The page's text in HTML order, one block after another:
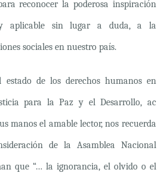
reconocer la poderosa inspiración
aplicable sin lugar a duda, a la
sociales en nuestro país.
estado de los derechos humanos en
para la Paz y el Desarrollo,ac
manos el amable lector, nos recuerda
de la Asamblea Nacional
que “… la ignorancia, el olvido o el